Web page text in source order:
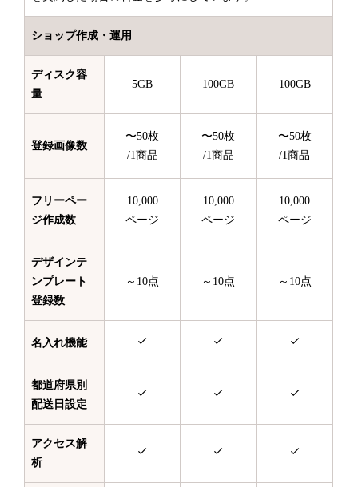
ショップ作成・運用
ディスク容
量
5GB 100GB 100GB
登録画像数
〜50枚
/1商品
〜50枚
/1商品
〜50枚
/1商品
フリーペー
ジ作成数
10,000
ページ
10,000
ページ
10,000
ページ
デザインテ
ンプレート
登録数
～10点 ～10点 ～10点
名入れ機能
都道府県別
配送日設定
アクセス解
析